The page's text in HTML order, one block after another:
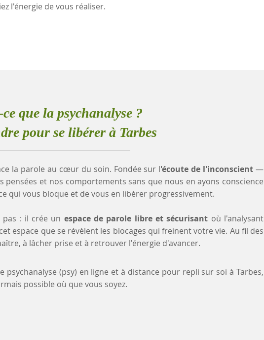
l'énergie de vous réaliser.
que la psychanalyse ?
pour se libérer à Tarbes
la parole au cœur du soin. Fondée sur l'écoute de l'inconscient—
et nos comportements sans que nous en ayons conscience
qui vous bloque et de vous en libérer progressivement.
: il crée un espace de parole libre et sécurisant où l'analysant
espace que se révèlent les blocages qui freinent votre vie. Au fil des
à lâcher prise et à retrouver l'énergie d'avancer.
psychanalyse (psy) en ligne et à distance pour repli sur soi à Tarbes,
possible où que vous soyez.